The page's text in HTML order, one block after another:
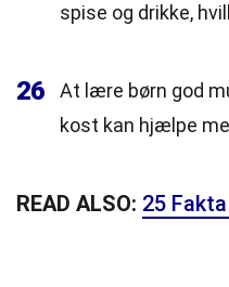
spise og drikke,
26
At lære børn god
kost kan hjælpe
READ ALSO: 25